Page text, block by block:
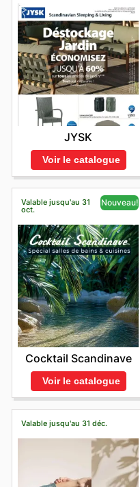
JYSK
Voir le catalogue
Valable jusqu'au 31
oct.
Nouveau!
Cocktail Scandinave
Voir le catalogue
Valable jusqu'au 31 déc.